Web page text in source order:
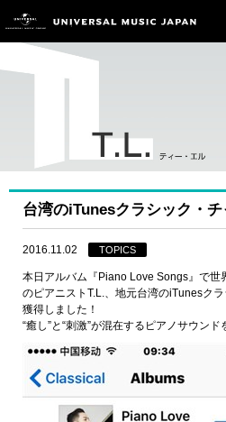
台湾のiTunesクラシック・チ
2016.11.02 TOPICS
本日アルバム『Piano Love Songs』で世
のピアニストT.L.、地元台湾のiTunesク
獲得しました！
“癒し”と“刺激”が混在するピアノサウンド